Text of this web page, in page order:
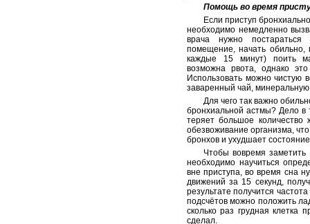
Помощь во время
Если приступ
необходимо немедленно
врача нужно постараться
помещение, начать
каждые 15 минут) поить
возможна рвота, однако
Использовать можно чистую
заваренный чай,
Для чего так важно
бронхиальной астмы? Дело
теряет большое количество
обезвоживание организма,
бронхов и ухудшает
Чтобы вовремя
необходимо научиться
вне приступа, во время сна
движений за 15 секунд,
результате получится
подсчётов можно положить
сколько раз грудная клетка
сделал.